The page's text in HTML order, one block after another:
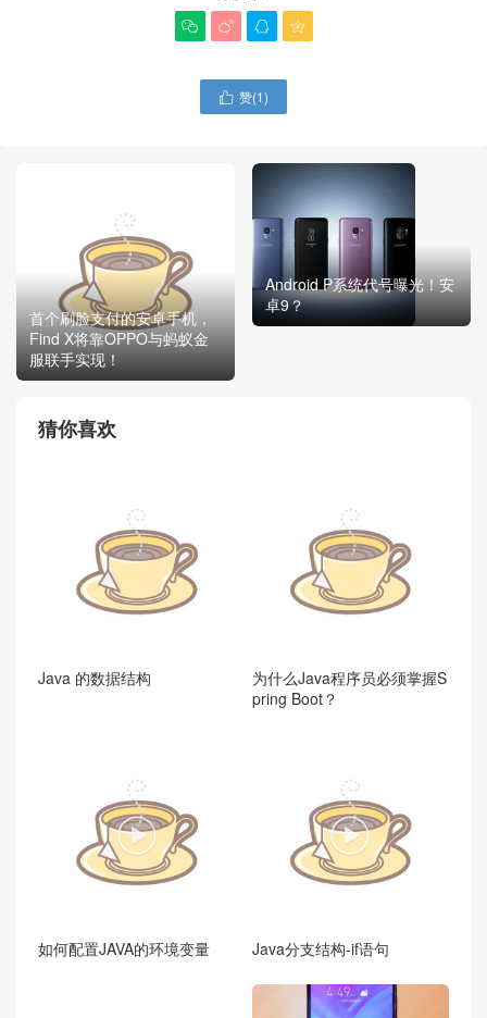
   
 赞(1)
首个刷脸支付的安卓手机，
Find X将靠OPPO与蚂蚁金
服联手实现！
Android P系统代号曝光！安
卓9？
猜你喜欢
Java 的数据结构
为什么Java程序员必须掌握S
pring Boot？

如何配置JAVA的环境变量

Java分支结构-if语句